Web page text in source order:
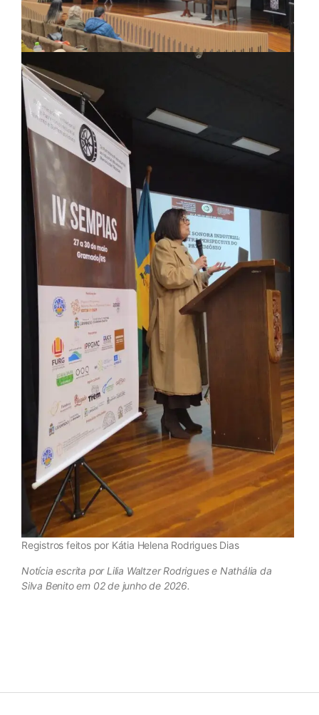
Registros feitos por Kátia Helena Rodrigues Dias
Notícia escrita por Lilia Waltzer Rodrigues e Nathália da
Silva Benito em 02 de junho de 2026.